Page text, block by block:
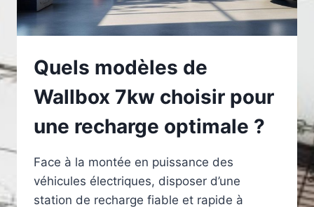
Quels modèles de
Wallbox 7kw choisir pour
une recharge optimale ?
Face à la montée en puissance des
véhicules électriques, disposer d’une
station de recharge fiable et rapide à